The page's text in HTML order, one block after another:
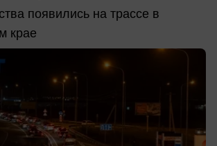
появились на трассе в
крае